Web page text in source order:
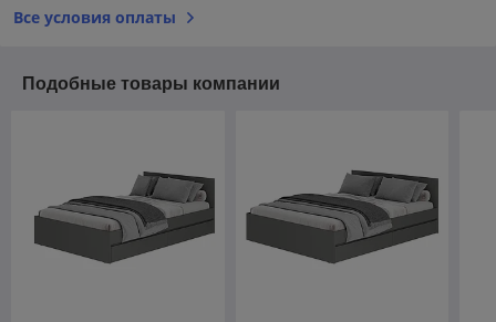
Все условия оплаты
Подобные товары компании